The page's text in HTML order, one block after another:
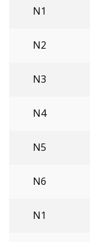
N1
N2
N3
N4
N5
N6
N1